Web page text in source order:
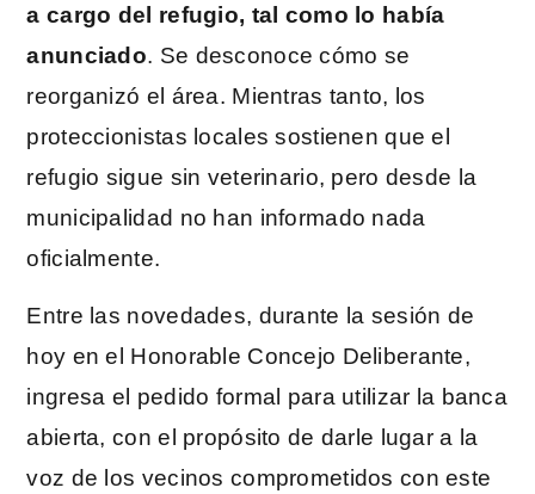
a cargo del refugio, tal como lo había
anunciado. Se desconoce cómo se
reorganizó el área. Mientras tanto, los
proteccionistas locales sostienen que el
refugio sigue sin veterinario, pero desde la
municipalidad no han informado nada
oficialmente.
Entre las novedades, durante la sesión de
hoy en el Honorable Concejo Deliberante,
ingresa el pedido formal para utilizar la banca
abierta, con el propósito de darle lugar a la
voz de los vecinos comprometidos con este